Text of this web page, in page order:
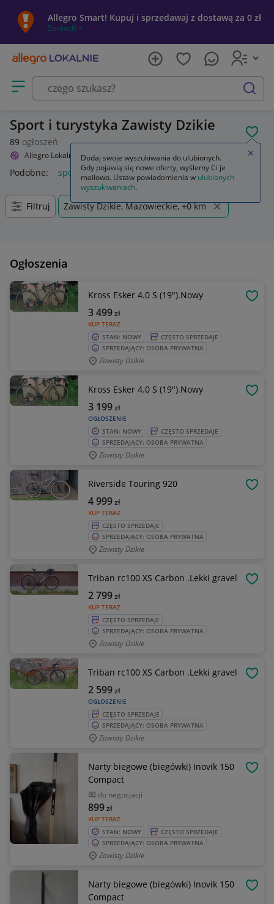
Allegro Smart! Kupuj i sprzedawaj z dostawą za 0 zł
Sprawdź »
Otwórz menu z kategoriami
szukaj
Sport i turystyka Zawisty Dzikie
89 ogłoszeń
Allegro Lokalnie Sport i turystyka
Podobne: sport i turystyka allegro sport i turystyka
Filtruj Zawisty Dzikie, Mazowieckie, +0 km
Ogłoszenia
Kross Esker 4.0 S (19").Nowy
KUP TERAZ
3 499zł
STAN: NOWY
CZĘSTO SPRZEDAJE
SPRZEDAJĄCY: OSOBA PRYWATNA
Zawisty Dzikie
Kross Esker 4.0 S (19").Nowy
OGŁOSZENIE
3 199zł
STAN: NOWY
CZĘSTO SPRZEDAJE
SPRZEDAJĄCY: OSOBA PRYWATNA
Zawisty Dzikie
Riverside Touring 920
KUP TERAZ
4 999zł
CZĘSTO SPRZEDAJE
SPRZEDAJĄCY: OSOBA PRYWATNA
Zawisty Dzikie
Triban rc100 XS Carbon .Lekki gravel
KUP TERAZ
2 799zł
CZĘSTO SPRZEDAJE
SPRZEDAJĄCY: OSOBA PRYWATNA
Zawisty Dzikie
Triban rc100 XS Carbon .Lekki gravel
OGŁOSZENIE
2 599zł
CZĘSTO SPRZEDAJE
SPRZEDAJĄCY: OSOBA PRYWATNA
Zawisty Dzikie
Narty biegowe (biegówki) Inovik 150
Compact
do negocjacji
KUP TERAZ
899zł
STAN: NOWY
CZĘSTO SPRZEDAJE
SPRZEDAJĄCY: OSOBA PRYWATNA
Zawisty Dzikie
Narty biegowe (biegówki) Inovik 150
Compact
Dodaj swoje wyszukiwania do ulubionych.
Gdy pojawią się nowe oferty, wyślemy Ci je
mailowo. Ustaw powiadomienia w ulubionych
wyszukiwaniach.